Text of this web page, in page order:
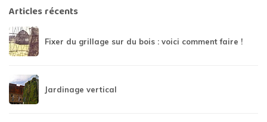
Articles récents
Fixer du grillage sur du bois : voici comment faire !
Jardinage vertical